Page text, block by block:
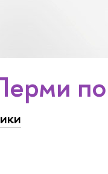
по